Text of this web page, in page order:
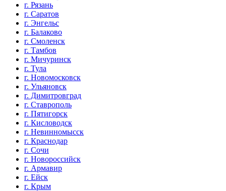
г. Рязань
г. Саратов
г. Энгельс
г. Балаково
г. Смоленск
г. Тамбов
г. Мичуринск
г. Тула
г. Новомосковск
г. Ульяновск
г. Димитровград
г. Ставрополь
г. Пятигорск
г. Кисловодск
г. Невинномысск
г. Краснодар
г. Сочи
г. Новороссийск
г. Армавир
г. Ейск
г. Крым